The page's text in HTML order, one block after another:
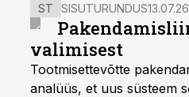
ST SISUTURUNDUS
valimisest
Tootmisettevõtte
analüüs, et uus süsteem